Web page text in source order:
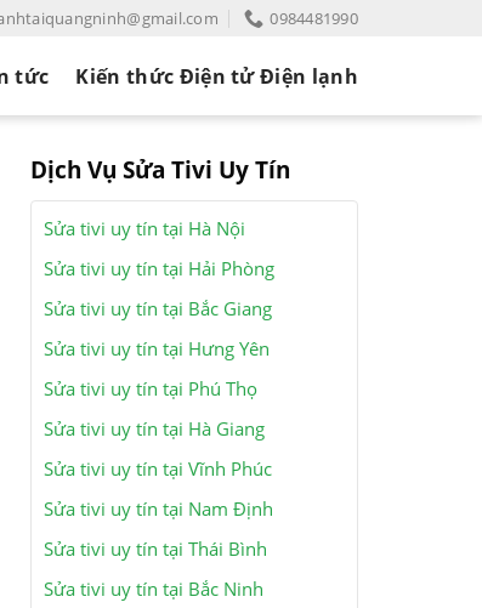
0984481990
tức Kiến thức Điện tử Điện lạnh
Dịch Vụ Sửa Tivi Uy Tín
Sửa tivi uy tín tại Hà Nội
Sửa tivi uy tín tại Hải Phòng
Sửa tivi uy tín tại Bắc Giang
Sửa tivi uy tín tại Hưng Yên
Sửa tivi uy tín tại Phú Thọ
Sửa tivi uy tín tại Hà Giang
Sửa tivi uy tín tại Vĩnh Phúc
Sửa tivi uy tín tại Nam Định
Sửa tivi uy tín tại Thái Bình
Sửa tivi uy tín tại Bắc Ninh